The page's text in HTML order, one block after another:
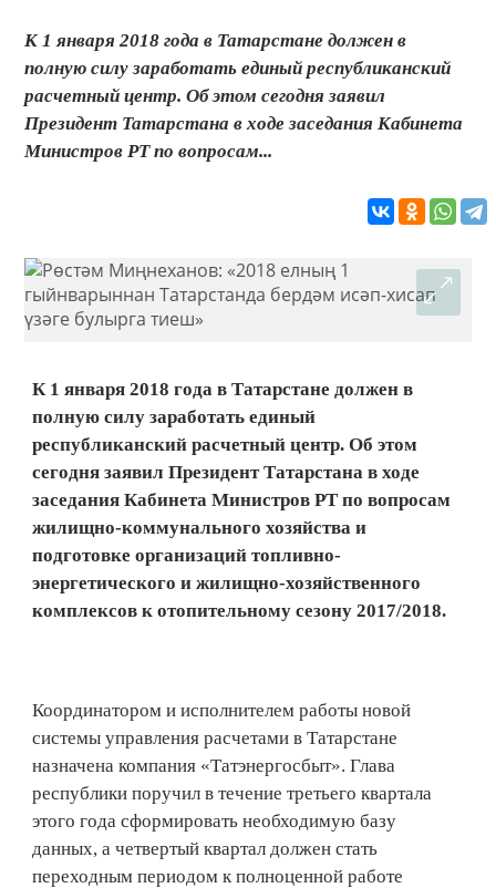
К 1 января 2018 года в Татарстане должен в
полную силу заработать единый республиканский
расчетный центр. Об этом сегодня заявил
Президент Татарстана в ходе заседания Кабинета
Министров РТ по вопросам...
К 1 января 2018 года в Татарстане должен в
полную силу заработать единый
республиканский расчетный центр. Об этом
сегодня заявил Президент Татарстана в ходе
заседания Кабинета Министров РТ по вопросам
жилищно-коммунального хозяйства и
подготовке организаций топливно-
энергетического и жилищно-хозяйственного
комплексов к отопительному сезону 2017/2018.
Координатором и исполнителем работы новой
системы управления расчетами в Татарстане
назначена компания «Татэнергосбыт». Глава
республики поручил в течение третьего квартала
этого года сформировать необходимую базу
данных, а четвертый квартал должен стать
переходным периодом к полноценной работе